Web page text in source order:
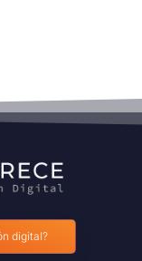
digital?